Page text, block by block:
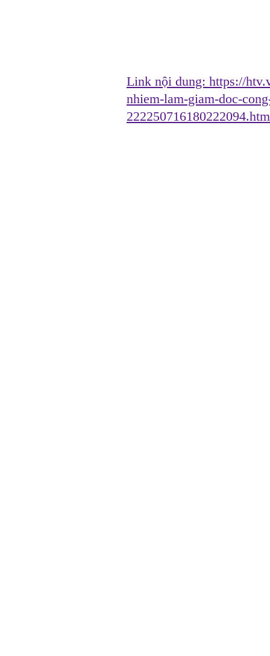
Link nội dung: https://
nhiem-lam-giam-doc-
222250716180222094.htm